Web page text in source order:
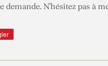
N'hésitez pas à